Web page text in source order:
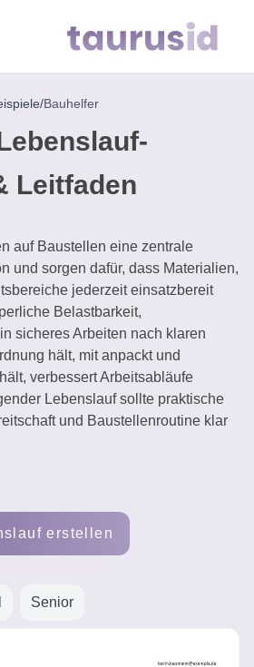
/Bauhelfer
Leitfaden
auf Baustellen eine zentrale
und sorgen dafür, dass Materialien,
jederzeit einsatzbereit
Belastbarkeit,
sicheres Arbeiten nach klaren
hält, mit anpackt und
verbessert Arbeitsabläufe
Lebenslauf sollte praktische
und Baustellenroutine klar
erstellen
Senior